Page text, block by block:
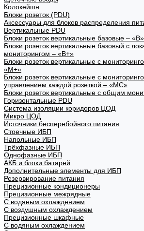
Колокейшн
Блоки розеток (PDU)
Аксессуары для блоков распределения
Вертикальные PDU
Блоки розеток вертикальные базовые – «В»
Блоки розеток вертикальные базовый с
мониторингом – «В+»
Блоки розеток вертикальные с
«М+»
Блоки розеток вертикальные с
управлением каждой розеткой – «МС»
Блоки розеток вертикальные с общим
Горизонтальные PDU
Система изоляции коридоров ЦОД
Микро ЦОД
Источники бесперебойного питания
Стоечные ИБП
Напольные ИБП
Трёхфазные ИБП
Однофазные ИБП
АКБ и блоки батарей
Дополнительные элементы для ИБП
Резервирование питания
Прецизионные кондиционеры
Прецизионные межрядные
С водяным охлаждением
С воздушным охлаждением
Прецизионные шкафные
С водяным охлаждением